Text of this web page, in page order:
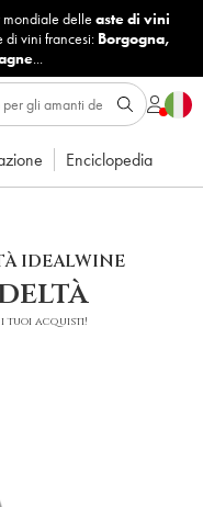
delle aste di vini
di vini francesi: Borgogna,
...
Enciclopedia
IDEALWINE
tuoi acquisti!